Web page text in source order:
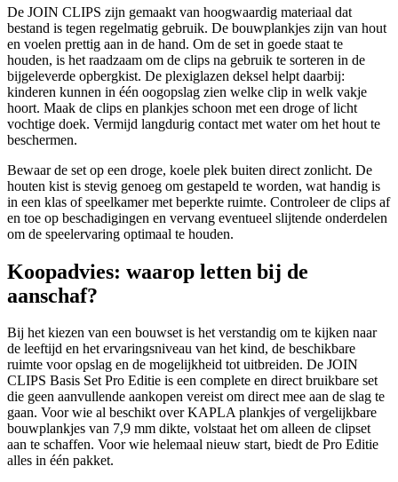
De JOIN CLIPS zijn gemaakt van hoogwaardig materiaal dat
bestand is tegen regelmatig gebruik. De bouwplankjes zijn van hout
en voelen prettig aan in de hand. Om de set in goede staat te
houden, is het raadzaam om de clips na gebruik te sorteren in de
bijgeleverde opbergkist. De plexiglazen deksel helpt daarbij:
kinderen kunnen in één oogopslag zien welke clip in welk vakje
hoort. Maak de clips en plankjes schoon met een droge of licht
vochtige doek. Vermijd langdurig contact met water om het hout te
beschermen.
Bewaar de set op een droge, koele plek buiten direct zonlicht. De
houten kist is stevig genoeg om gestapeld te worden, wat handig is
in een klas of speelkamer met beperkte ruimte. Controleer de clips af
en toe op beschadigingen en vervang eventueel slijtende onderdelen
om de speelervaring optimaal te houden.
Koopadvies: waarop letten bij de
aanschaf?
Bij het kiezen van een bouwset is het verstandig om te kijken naar
de leeftijd en het ervaringsniveau van het kind, de beschikbare
ruimte voor opslag en de mogelijkheid tot uitbreiden. De JOIN
CLIPS Basis Set Pro Editie is een complete en direct bruikbare set
die geen aanvullende aankopen vereist om direct mee aan de slag te
gaan. Voor wie al beschikt over KAPLA plankjes of vergelijkbare
bouwplankjes van 7,9 mm dikte, volstaat het om alleen de clipset
aan te schaffen. Voor wie helemaal nieuw start, biedt de Pro Editie
alles in één pakket.